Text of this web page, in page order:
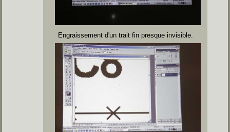
Engraissement d'un trait fin presque invisible.